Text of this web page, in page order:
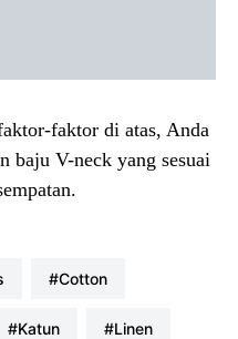
faktor di atas, Anda
baju V-neck yang sesuai
#cotton
#katun #linen